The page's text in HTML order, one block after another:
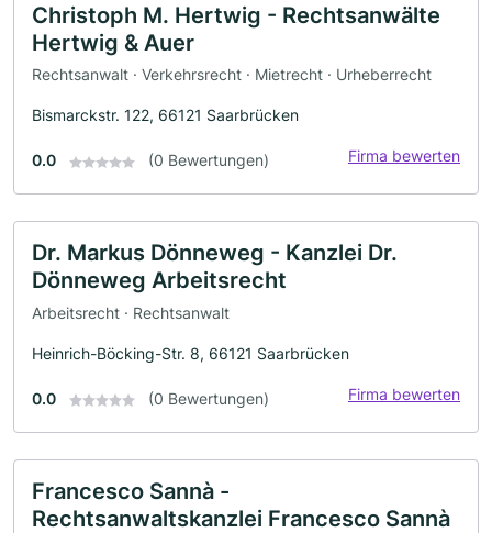
Christoph M. Hertwig - Rechtsanwälte
Hertwig & Auer
Rechtsanwalt · Verkehrsrecht · Mietrecht · Urheberrecht
Bismarckstr. 122, 66121 Saarbrücken
0.0 (0 Bewertungen) Firma bewerten
Dr. Markus Dönneweg - Kanzlei Dr.
Dönneweg Arbeitsrecht
Arbeitsrecht · Rechtsanwalt
Heinrich-Böcking-Str. 8, 66121 Saarbrücken
0.0 (0 Bewertungen) Firma bewerten
Francesco Sannà -
Rechtsanwaltskanzlei Francesco Sannà